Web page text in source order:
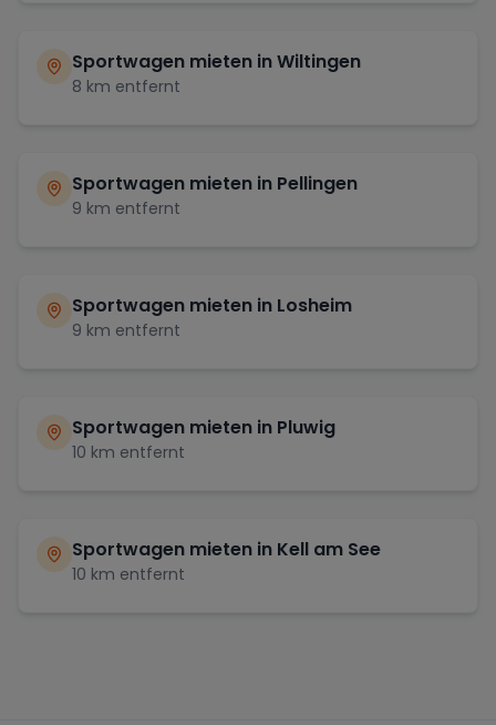
Sportwagen mieten inWiltingen
8 km entfernt
Sportwagen mieten in Pellingen
9 km entfernt
Sportwagen mieten in Losheim
9 km entfernt
Sportwagen mieten in Pluwig
10 km entfernt
Sportwagen mieten in Kell am See
10 km entfernt